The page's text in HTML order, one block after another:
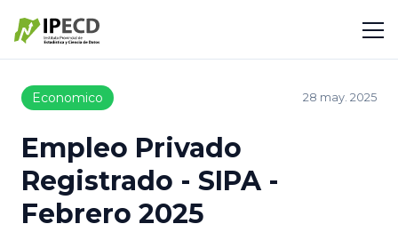
Economico 28 may. 2025
Empleo Privado
Registrado - SIPA -
Febrero 2025